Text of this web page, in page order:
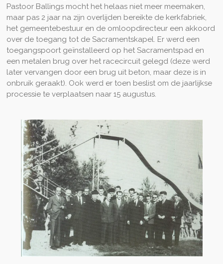
Pastoor Ballings mocht het helaas niet meer meemaken,
maar pas 2 jaar na zijn overlijden bereikte de kerkfabriek,
het gemeentebestuur en de omloopdirecteur een akkoord
over de toegang tot de Sacramentskapel. Er werd een
toegangspoort geïnstalleerd op het Sacramentspad en
een metalen brug over het racecircuit gelegd (deze werd
later vervangen door een brug uit beton, maar deze is in
onbruik geraakt). Ook werd er toen beslist om de jaarlijkse
processie te verplaatsen naar 15 augustus.